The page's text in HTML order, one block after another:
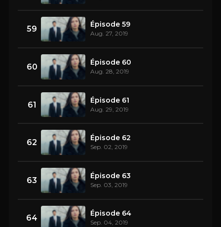
59 Épisode 59
Aug. 27, 2019
60 Épisode 60
Aug. 28, 2019
61 Épisode 61
Aug. 29, 2019
62 Épisode 62
Sep. 02, 2019
63 Épisode 63
Sep. 03, 2019
64 Épisode 64
Sep. 04, 2019